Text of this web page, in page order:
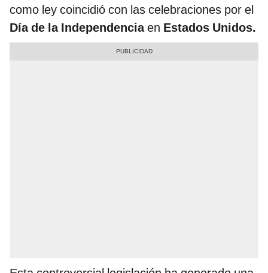
como ley coincidió con las celebraciones por el
Día de la Independenciaen Estados Unidos.